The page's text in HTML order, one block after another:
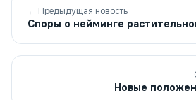
← Предыдущая новость
Споры о нейминге
Новые